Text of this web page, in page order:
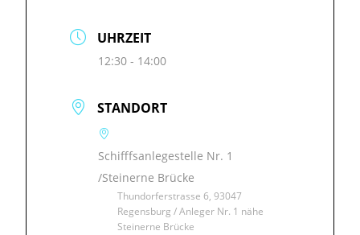
UHRZEIT
12:30 - 14:00
STANDORT
Schifffsanlegestelle Nr. 1
/Steinerne Brücke
Thundorferstrasse 6, 93047
Regensburg / Anleger Nr. 1 nähe
Steinerne Brücke